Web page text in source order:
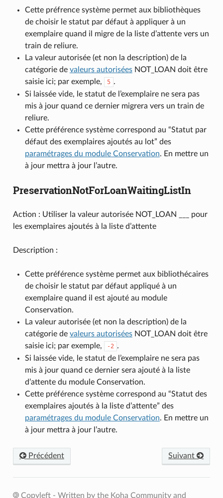
Cette préfrence système permet aux bibliothèques
de choisir le statut par défaut à appliquer à un
exemplaire quand il migre de la liste d’attente vers un
train de reliure.
La valeur autorisée (et non la description) de la
catégorie de valeurs autoriséesNOT_LOAN doit être
saisie ici; par exemple,
5 .
Si laissée vide, le statut de l’exemplaire ne sera pas
mis à jour quand ce dernier migrera vers un train de
reliure.
Cette préférence système correspond au “Statut par
défaut des exemplaires ajoutés au lot” des
paramétrages du module Conservation. En mettre un
à jour mettra à jour l’autre.
PreservationNotForLoanWaitingListIn
Action : Utiliser la valeur autorisée NOT_LOAN ___ pour
les exemplaires ajoutés à la liste d’attente
Description :
Cette préférence système permet aux bibliothécaires
de choisir le statut par défaut appliqué à un
exemplaire quand il est ajouté au module
Conservation.
La valeur autorisée (et non la description) de la
catégorie de valeurs autoriséesNOT_LOAN doit être
saisie ici; par exemple,
-2 .
Si laissée vide, le statut de l’exemplaire ne sera pas
mis à jour quand ce dernier sera ajouté à la liste
d’attente du module Conservation.
Cette préférence système correspond au “Statut des
exemplaires ajoutés à la liste d’attente” des
paramétrages du module Conservation. En mettre un
à jour mettra à jour l’autre.
Précédent Suivant
Copyleft - Written by the Koha Community and